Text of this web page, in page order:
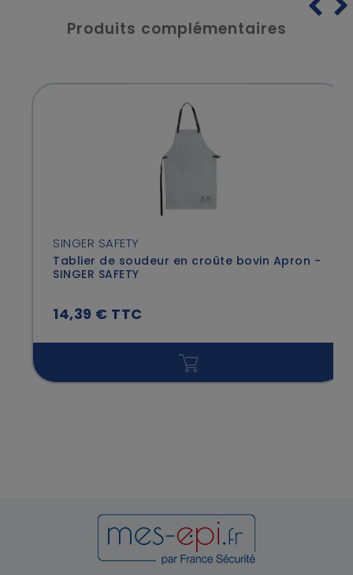
Produits complémentaires
SINGER SAFETY
Tablier de soudeur en croûte bovin Apron -
SINGER SAFETY
14,39 € TTC